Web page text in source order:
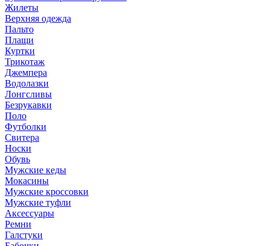
Жилеты
Верхняя одежда
Пальто
Плащи
Куртки
Трикотаж
Джемпера
Водолазки
Лонгсливы
Безрукавки
Поло
Футболки
Свитера
Носки
Обувь
Мужские кеды
Мокасины
Мужские кроссовки
Мужские туфли
Аксессуары
Ремни
Галстуки